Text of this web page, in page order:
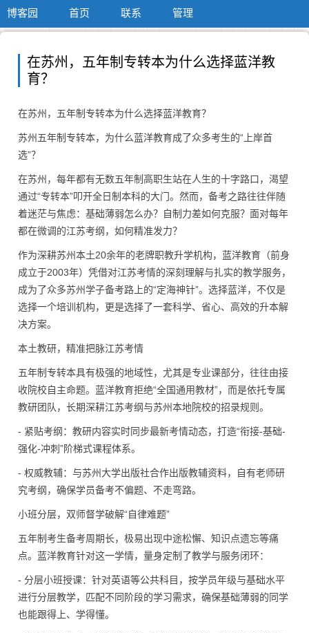
博客园 首页 联系 管理
在苏州，五年制专转本为什么选择蓝洋教
育？
在苏州，五年制专转本为什么选择蓝洋教育？
苏州五年制专转本，为什么蓝洋教育成了众多考生的“上岸首
选”？
在苏州，每年都有无数五年制高职生站在人生的十字路口，渴望
通过“专转本”叩开全日制本科的大门。然而，备考之路往往伴随
着迷茫与焦虑：基础薄弱怎么办？自制力差如何克服？面对每年
都在微调的江苏考纲，如何精准发力？
作为深耕苏州本土20余年的老牌职教升学机构，蓝洋教育（前身
成立于2003年）凭借对江苏考情的深刻理解与扎实的教学服务，
成为了众多苏州学子备考路上的“定海神针”。选择蓝洋，不仅是
选择一个培训机构，更是选择了一套科学、省心、高效的升本解
决方案。
本土教研，精准把脉江苏考情
五年制专转本具有极强的地域性，尤其是专业课部分，往往由接
收院校自主命题。蓝洋教育拒绝“全国通用教材”，而是依托专属
教研团队，长期深耕江苏考纲与苏州本地院校的招录规则。
- 紧贴考纲：教研内容实时同步最新考情动态，打造“衔接-基础-
强化-冲刺”阶梯式课程体系。
- 权威教辅：与苏州大学出版社合作出版教辅资料，自有老师研
究考纲，确保学员备考不偏题、不走弯路。
小班分层，双师督学破解“自律难题”
五年制考生备考周期长，极易出现中途松懈、知识点遗忘等痛
点。蓝洋教育针对这一学情，量身定制了教学与服务闭环：
- 分层小班授课：针对英语等公共科目，按学员年级与基础水平
进行分层教学，匹配不同阶段的学习需求，确保基础薄弱的同学
也能跟得上、学得懂。